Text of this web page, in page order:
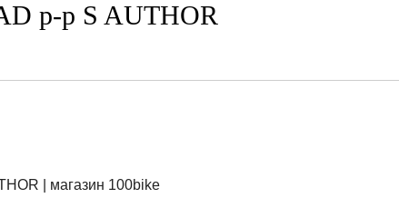
р-р S AUTHOR